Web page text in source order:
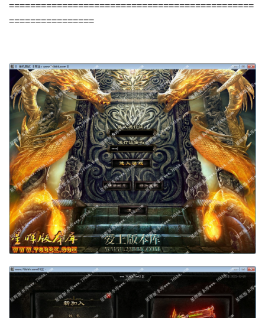
==============================================
================